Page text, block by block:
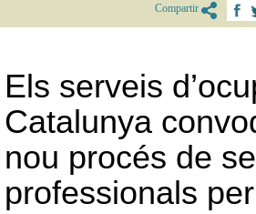
Compartir
Els serveis
Catalunya
nou procés de
professionals